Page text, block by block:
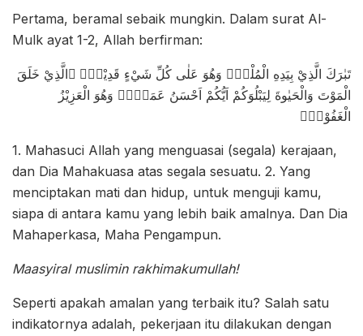
Pertama, beramal sebaik mungkin. Dalam surat Al-
Mulk ayat 1-2, Allah berfirman:
تَبٰرَكَ الَّذِيْ بِيَدِهِ الْمُلْكُۖ وَهُوَ عَلٰى كُلِّ شَيْءٍ قَدِيْرٌۙ ۨالَّذِيْ خَلَقَ
الْمَوْتَ وَالْحَيٰوةَ لِيَبْلُوَكُمْ اَيُّكُمْ اَحْسَنُ عَمَلًاۗ وَهُوَ الْعَزِيْزُ
الْغَفُوْرُۙ
1. Mahasuci Allah yang menguasai (segala) kerajaan,
dan Dia Mahakuasa atas segala sesuatu. 2. Yang
menciptakan mati dan hidup, untuk menguji kamu,
siapa di antara kamu yang lebih baik amalnya. Dan Dia
Mahaperkasa, Maha Pengampun.
Maasyiral muslimin rakhimakumullah!
Seperti apakah amalan yang terbaik itu? Salah satu
indikatornya adalah, pekerjaan itu dilakukan dengan